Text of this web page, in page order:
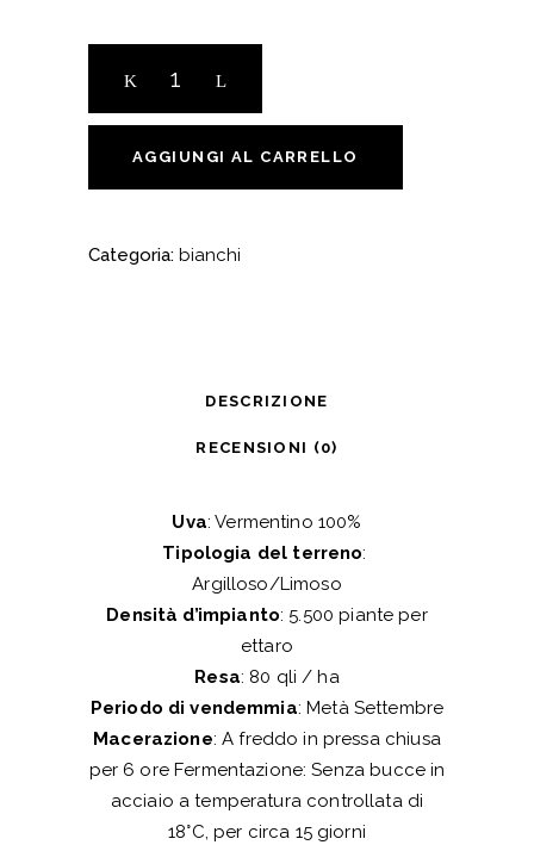
2025
AGGIUNGI AL CARRELLO
Categoria: bianchi
DESCRIZIONE
RECENSIONI (0)
Uva: Vermentino 100%
Tipologia del terreno:
Argilloso/Limoso
Densità d’impianto: 5.500 piante per
ettaro
Resa: 80 qli / ha
Periodo di vendemmia: Metà Settembre
Macerazione: A freddo in pressa chiusa
per 6 ore Fermentazione: Senza bucce in
acciaio a temperatura controllata di
18°C, per circa 15 giorni